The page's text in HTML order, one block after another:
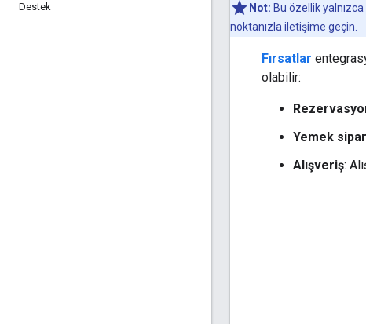
Destek
Not: Bu özellik
noktanızla iletişime geçin.
Fırsatlar
olabilir:
Yemek
Alışveriş: